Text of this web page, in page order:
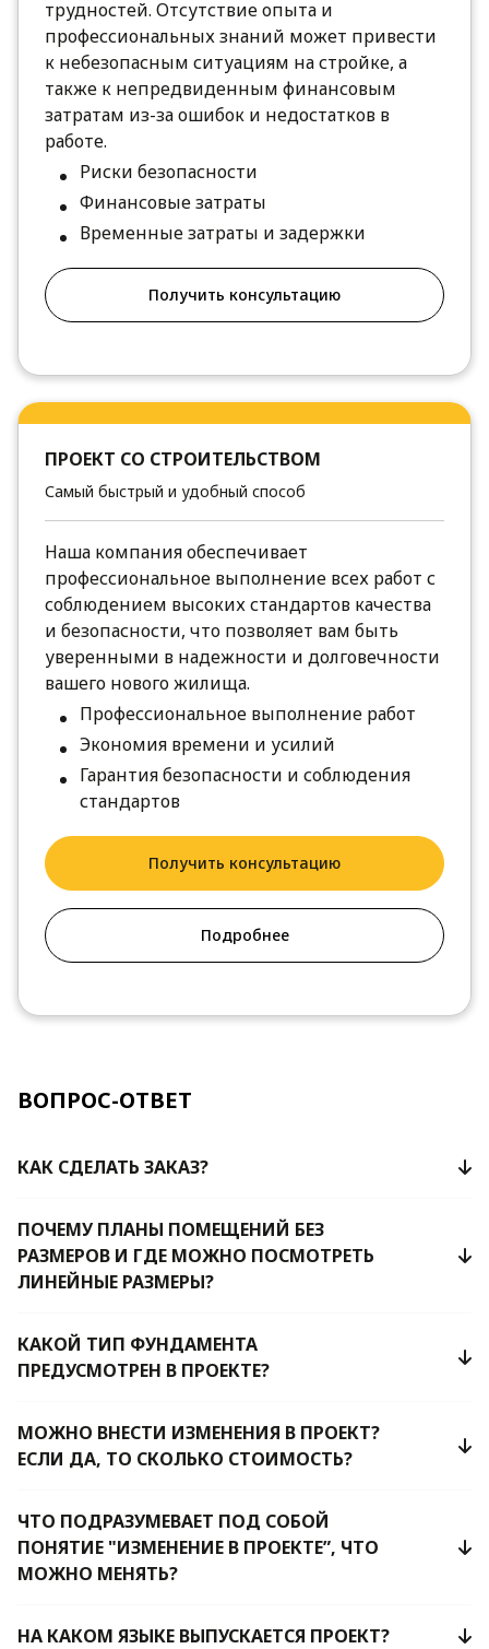
трудностей. Отсутствие опыта и
профессиональных знаний может привести
к небезопасным ситуациям на стройке, а
также к непредвиденным финансовым
затратам из-за ошибок и недостатков в
работе.
Риски безопасности
Финансовые затраты
Временные затраты и задержки
Получить консультацию
ПРОЕКТ СО СТРОИТЕЛЬСТВОМ
Самый быстрый и удобный способ
Наша компания обеспечивает
профессиональное выполнение всех работ с
соблюдением высоких стандартов качества
и безопасности, что позволяет вам быть
уверенными в надежности и долговечности
вашего нового жилища.
Профессиональное выполнение работ
Экономия времени и усилий
Гарантия безопасности и соблюдения
стандартов
Получить консультацию
Подробнее
ВОПРОС-ОТВЕТ
КАК СДЕЛАТЬ ЗАКАЗ?
ПОЧЕМУ ПЛАНЫ ПОМЕЩЕНИЙ БЕЗ
РАЗМЕРОВ И ГДЕ МОЖНО ПОСМОТРЕТЬ
ЛИНЕЙНЫЕ РАЗМЕРЫ?
КАКОЙ ТИП ФУНДАМЕНТА
ПРЕДУСМОТРЕН В ПРОЕКТЕ?
МОЖНО ВНЕСТИ ИЗМЕНЕНИЯ В ПРОЕКТ?
ЕСЛИ ДА, ТО СКОЛЬКО СТОИМОСТЬ?
ЧТО ПОДРАЗУМЕВАЕТ ПОД СОБОЙ
ПОНЯТИЕ "ИЗМЕНЕНИЕ В ПРОЕКТЕ”, ЧТО
МОЖНО МЕНЯТЬ?
НА КАКОМ ЯЗЫКЕ ВЫПУСКАЕТСЯ ПРОЕКТ?